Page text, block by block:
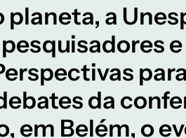
a
da
em Belém, o